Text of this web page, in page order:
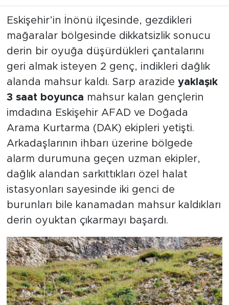
Eskişehir’in İnönü ilçesinde, gezdikleri
mağaralar bölgesinde dikkatsizlik sonucu
derin bir oyuğa düşürdükleri çantalarını
geri almak isteyen 2 genç, indikleri dağlık
alanda mahsur kaldı. Sarp arazide yaklaşık
3 saat boyunca mahsur kalan gençlerin
imdadına Eskişehir AFAD ve Doğada
Arama Kurtarma (DAK) ekipleri yetişti.
Arkadaşlarının ihbarı üzerine bölgede
alarm durumuna geçen uzman ekipler,
dağlık alandan sarkıttıkları özel halat
istasyonları sayesinde iki genci de
burunları bile kanamadan mahsur kaldıkları
derin oyuktan çıkarmayı başardı.